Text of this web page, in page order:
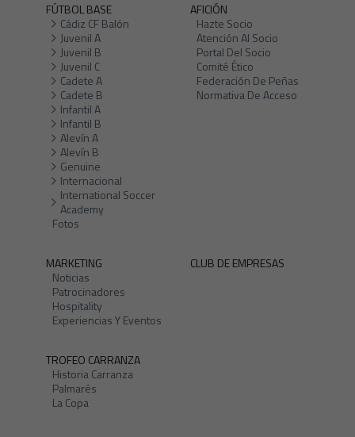
FÚTBOL BASE
Cádiz CF Balón
Juvenil A
Juvenil B
Juvenil C
Cadete A
Cadete B
Infantil A
Infantil B
Alevín A
Alevín B
Genuine
Internacional
International Soccer
Academy
Fotos
AFICIÓN
Hazte Socio
Atención Al Socio
Portal Del Socio
Comité Ético
Federación De Peñas
Normativa De Acceso
MARKETING
Noticias
Patrocinadores
Hospitality
Experiencias Y Eventos
CLUB DE EMPRESAS
TROFEO CARRANZA
Historia Carranza
Palmarés
La Copa